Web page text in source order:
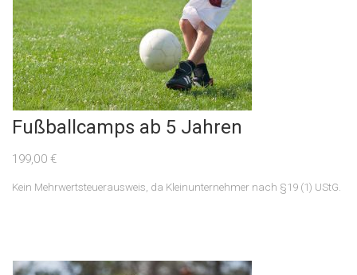
Fußballcamps ab 5 Jahren
199,00 €
Kein Mehrwertsteuerausweis, da Kleinunternehmer nach §19 (1) UStG.